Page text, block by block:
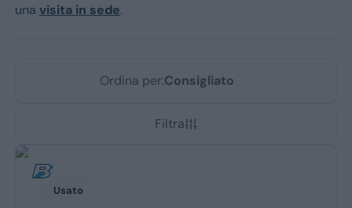
Marchi
Alfa Romeo
Vedi tutti i marchi
Prezzo
una visita in sede.
Ordina per:
Filtra
Usato